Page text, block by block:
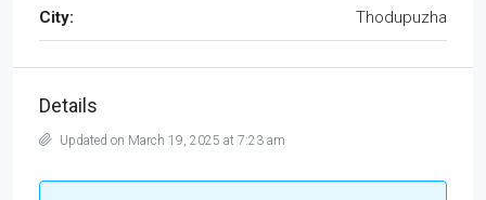
City: Thodupuzha
Details
Updated on March 19, 2025 at 7:23 am